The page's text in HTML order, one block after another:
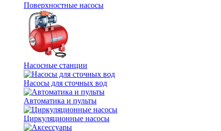
Поверхностные насосы
Насосные станции
Насосы для сточных вод
Автоматика и пульты
Циркуляционные насосы